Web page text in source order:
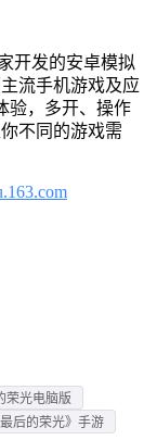
开发的安卓模拟
流手机游戏及应
验，多开、操作
不同的游戏需
荣光电脑版
最后的荣光》手游